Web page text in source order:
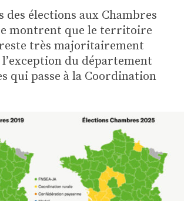
terre
des élections aux Chambres
montrent que le territoire
très majoritairement
l’exception du département
qui passe à la Coordination